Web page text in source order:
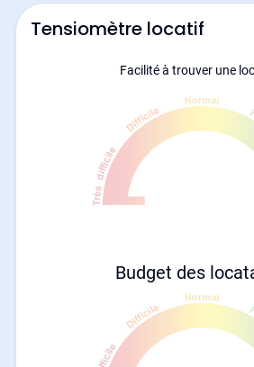
Tensiomètre locatif
Facilité à trouver une
Budget des